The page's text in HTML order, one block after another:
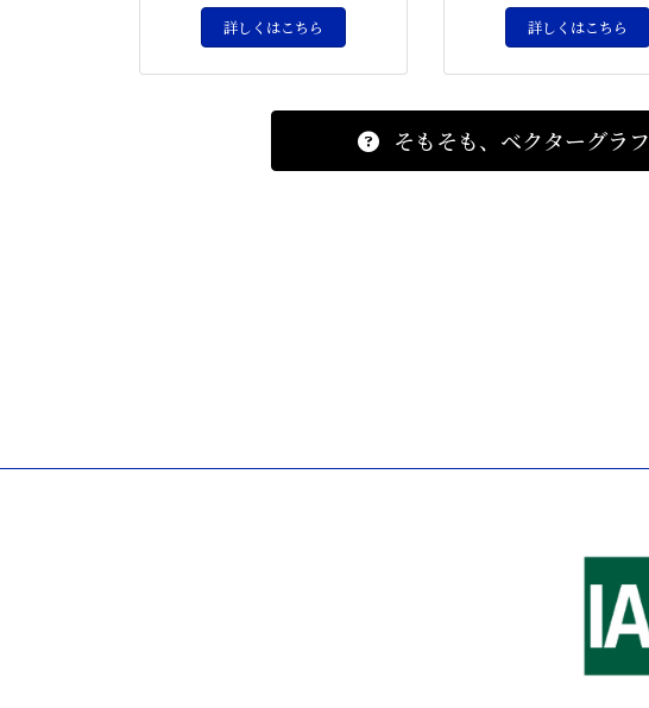
詳しくはこちら 詳しくはこちら
そもそも、ベクターグラ